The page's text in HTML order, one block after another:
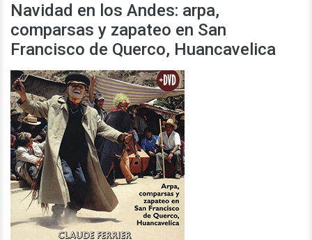
Navidad en los Andes: arpa,
comparsas y zapateo en San
Francisco de Querco, Huancavelica